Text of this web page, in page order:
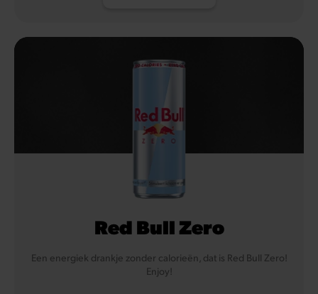
Red Bull Zero
Een energiek drankje zonder calorieën, dat is Red Bull Zero!
Enjoy!